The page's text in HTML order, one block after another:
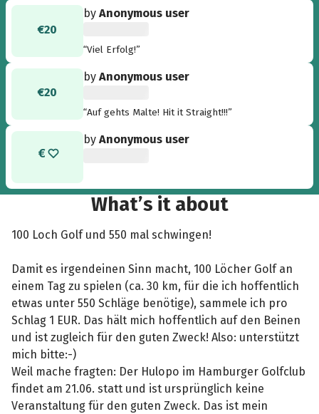
€20
byAnonymous user
“Viel Erfolg!”
€20
byAnonymous user
“Auf gehts Malte! Hit it Straight!!!”
byAnonymous user
What’s it about
100 Loch Golf und 550 mal schwingen!
Damit es irgendeinen Sinn macht, 100 Löcher Golf an
einem Tag zu spielen (ca. 30 km, für die ich hoffentlich
etwas unter 550 Schläge benötige), sammele ich pro
Schlag 1 EUR. Das hält mich hoffentlich auf den Beinen
und ist zugleich für den guten Zweck! Also: unterstützt
mich bitte:-)
Weil mache fragten: Der Hulopo im Hamburger Golfclub
findet am 21.06. statt und ist ursprünglich keine
Veranstaltung für den guten Zweck. Das ist mein